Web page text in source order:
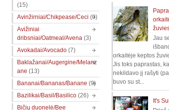
Jau
orkaitėje keptos
Jis toks paprastas,
nekildavo jį rašyti
buvo su st...
It's
(15)
Avinžirniai/Chikpease/Ceci (9)
Avižiniai
dribsniai/Oatmeal/Avena (3)
Avokadai/Avocado (7)
Baklažanai/Augergine/Melanz
ane (13)
Bananai/Bananas/Banane (9)
Bazilikai/Basil/Basilico (26)
Bičių duonelė/Bee